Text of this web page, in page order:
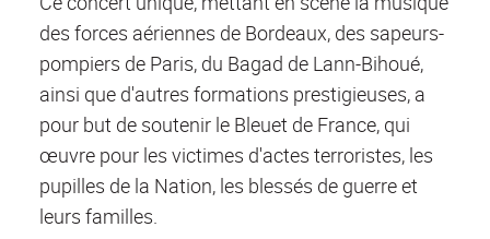
des forces aériennes de Bordeaux, des sapeurs-
pompiers de Paris, du Bagad de Lann-Bihoué,
ainsi que d'autres formations prestigieuses, a
pour but de soutenir le Bleuet de France, qui
œuvre pour les victimes d'actes terroristes, les
pupilles de la Nation, les blessés de guerre et
leurs familles.